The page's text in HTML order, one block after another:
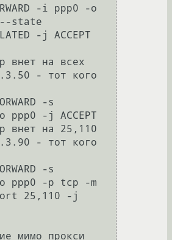
-i ppp0 -o
state
-j ACCEPT
внет на всех
- тот кого
-s
ppp0 -j ACCEPT
внет на 25,110
- тот кого
-s
ppp0 -p tcp -m
25,110 -j
мимо прокси